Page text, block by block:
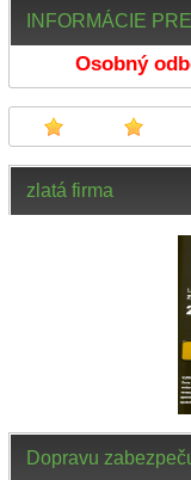
INFORMÁCIE
Osobný
zlatá firma
Dopravu